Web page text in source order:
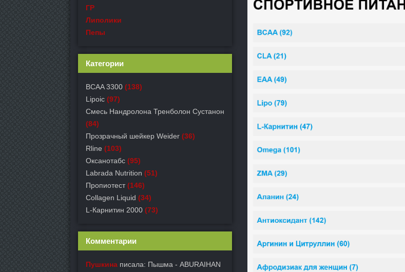
ГР
Липолики
Пепы
Категории
BCAA 3300 (138)
Lipoic (97)
Смесь Нандролона Тренболон Сустанон
(84)
Прозрачный шейкер Weider (36)
Rline (103)
Оксанотабс (95)
Labrada Nutrition (51)
Пропиотест (146)
Collagen Liquid (34)
L-Карнитин 2000 (73)
Комментарии
Пушкина писала: Пышма - ABURAIHAN